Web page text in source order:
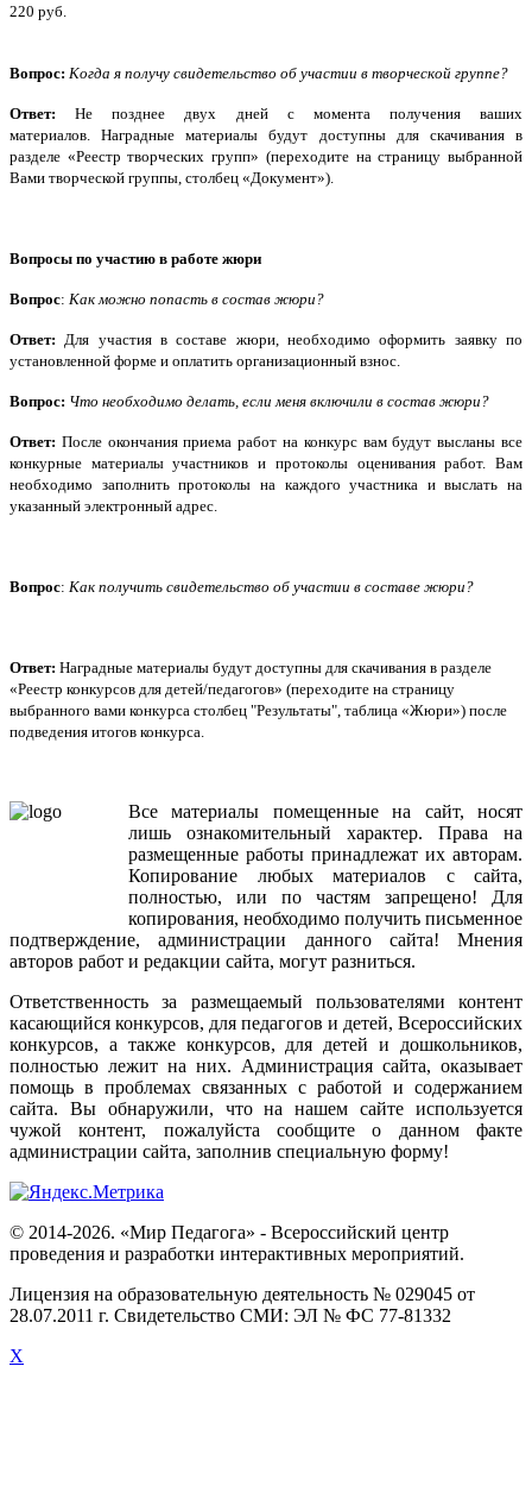
220 руб.
Вопрос: Когда я получу свидетельство об участии в творческой группе?
Ответ: Не позднее двух дней с момента получения ваших
материалов. Наградные материалы будут доступны для скачивания в
разделе «Реестр творческих групп» (переходите на страницу выбранной
Вами творческой группы, столбец «Документ»).
Вопросы по участию в работе жюри
Вопрос: Как можно попасть в состав жюри?
Ответ: Для участия в составе жюри, необходимо оформить заявку по
установленной форме и оплатить организационный взнос.
Вопрос: Что необходимо делать, если меня включили в состав жюри?
Ответ: После окончания приема работ на конкурс вам будут высланы все
конкурные материалы участников и протоколы оценивания работ. Вам
необходимо заполнить протоколы на каждого участника и выслать на
указанный электронный адрес.
Вопрос: Как получить свидетельство об участии в составе жюри?
Ответ: Наградные материалы будут доступны для скачивания в разделе
«Реестр конкурсов для детей/педагогов» (переходите на страницу
выбранного вами конкурса столбец "Результаты", таблица «Жюри») после
подведения итогов конкурса.
Все материалы помещенные на сайт,носят
лишь
ознакомительный характер. Права
на
размещенные работы принадлежат их авторам.
Копирование
любых материалов с сайта,
полностью, или по частям запрещено! Для
копирования, необходимо получить письменное
подтверждение,администрации данного сайта! Мнения
авторов работ и редакции сайта, могут разниться.
Ответственность
за размещаемый пользователями
контент
касающийся конкурсов, для педагогов и детей, Всероссийских
конкурсов, а также конкурсов, для детей и дошкольников,
полностью лежит на них. Администрация сайта, оказывает
помощь в проблемах связанных с работой и содержанием
сайта. Вы обнаружили, что на нашем сайте используется
чужой
контент, пожалуйста сообщите о данном
факте
администрации сайта, заполнив специальную форму!
© 2014-2026. «Мир Педагога» - Всероссийский центр
проведения и разработки интерактивных мероприятий.
Лицензия на образовательную деятельность № 029045 от
28.07.2011 г. Свидетельство СМИ: ЭЛ № ФС 77-81332
X